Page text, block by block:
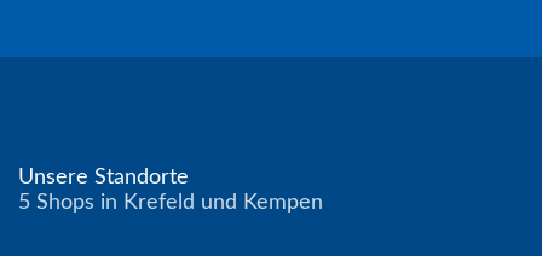
Unsere Standorte
5 Shops in Krefeld und Kempen